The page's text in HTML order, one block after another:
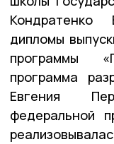
дипломы
программы
программа
Евгения
федеральной